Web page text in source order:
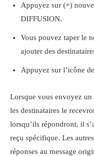
Appuyez sur (+)
DIFFUSION.
Vous pouvez taper le
ajouter des
Appuyez sur l’icône
Lorsque vous envoyez
les destinataires le
lorsqu’ils répondront, il
reçu spécifique. Les
réponses au message